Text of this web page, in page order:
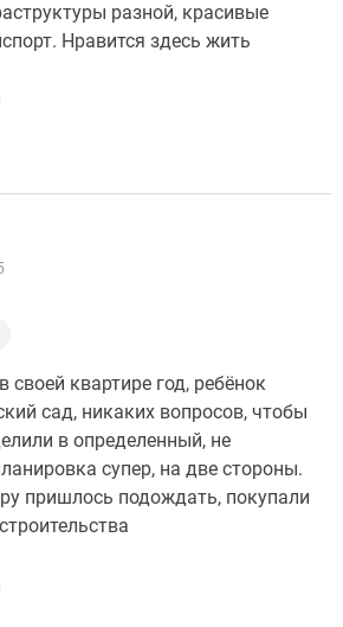
разной, красивые
Нравится здесь жить
квартире год, ребёнок
сад, никаких вопросов, чтобы
в определенный, не
супер, на две стороны.
пришлось подождать, покупали